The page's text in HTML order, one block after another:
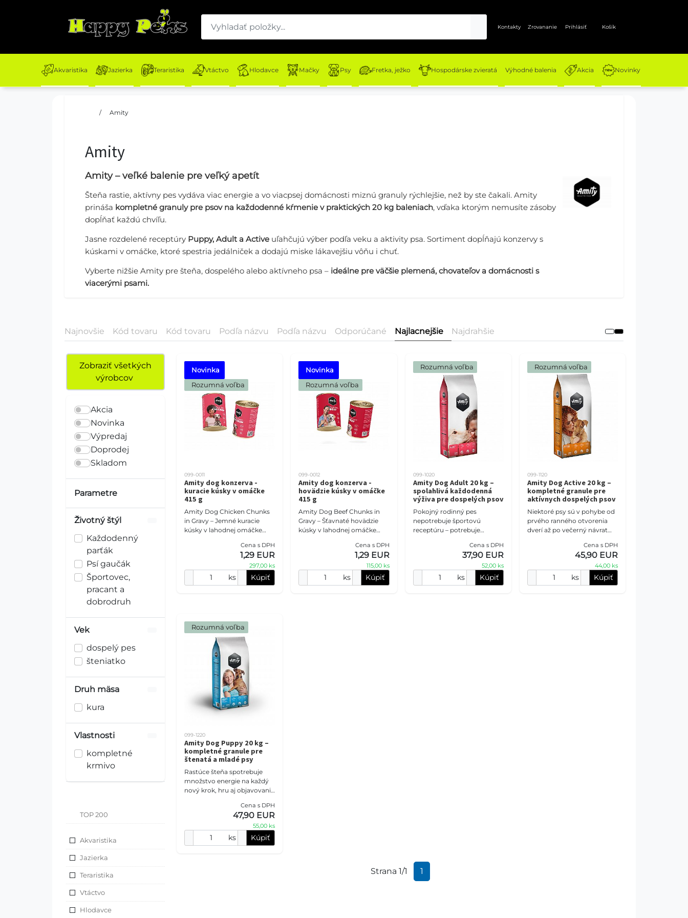
Kontakty Zrovananie Prihlásiť Košík
Akvaristika Jazierka Teraristika Vtáctvo Hlodavce Mačky Psy Fretka, ježko Hospodárske zvieratá Výhodné balenia Akcia Novinky
/ Amity
Amity
Amity – veľké balenie pre veľký apetít
Šteňa rastie, aktívny pes vydáva viac energie a vo viacpsej domácnosti miznú granuly rýchlejšie, než by ste čakali. Amity
prináša kompletné granuly pre psov na každodenné kŕmenie v praktických 20 kg baleniach, vďaka ktorým nemusíte zásoby
dopĺňať každú chvíľu.
Jasne rozdelené receptúry Puppy, Adult a Active uľahčujú výber podľa veku a aktivity psa. Sortiment dopĺňajú konzervy s
kúskami v omáčke, ktoré spestria jedálniček a dodajú miske lákavejšiu vôňu i chuť.
Vyberte nižšie Amity pre šteňa, dospelého alebo aktívneho psa – ideálne pre väčšie plemená, chovateľov a domácnosti s
viacerými psami.
Najnovšie Kód tovaru Kód tovaru Podľa názvu Podľa názvu Odporúčané Najlacnejšie Najdrahšie
Zobraziť všetkých
výrobcov
Akcia
Novinka
Výpredaj
Doprodej
Skladom
Parametre
Životný štýl
Každodenný
parťák
Psí gaučák
Športovec,
pracant a
dobrodruh
Vek
dospelý pes
šteniatko
Druh mäsa
kura
Vlastnosti
kompletné
krmivo
TOP 200
Akvaristika
Jazierka
Teraristika
Vtáctvo
Hlodavce
Novinka
Rozumná voľba
099-0011
Amity dog konzerva -
kuracie kúsky v omáčke
415 g
Amity Dog Chicken Chunks
in Gravy – Jemné kuracie
kúsky v lahodnej omáčke
štvornohému priateľovi ľahké
a mimoriadne chutné kr
Cena s DPH
1,29 EUR
297,00 ks
ks Kúpiť
Novinka
Rozumná voľba
099-0012
Amity dog konzerva -
hovädzie kúsky v omáčke
415 g
Amity Dog Beef Chunks in
Gravy – Šťavnaté hovädzie
kúsky v lahodnej omáčke
poctivú porciu mäsa s
konzervou Amity! Naše
Cena s DPH
1,29 EUR
115,00 ks
ks Kúpiť
Rozumná voľba
099-1020
Amity Dog Adult 20 kg –
spolahlivá každodenná
výživa pre dospelých psov
Pokojný rodinný pes
nepotrebuje športovú
receptúru – potrebuje
zodpovedajúcu jeho
skutočnému tempu. Amity
Dog Adult 20 kg ponúka 38
Cena s DPH
37,90 EUR
52,00 ks
ks Kúpiť
Rozumná voľba
099-1120
Amity Dog Active 20 kg –
kompletné granule pre
aktívnych dospelých psov
Niektoré psy sú v pohybe od
prvého ranného otvorenia
dverí až po večerný návrat
dehydrovaných mäsových
Cena s DPH
45,90 EUR
44,00 ks
ks Kúpiť
Rozumná voľba
099-1220
Amity Dog Puppy 20 kg –
kompletné granule pre
štenatá a mladé psy
Rastúce šteňa spotrebuje
množstvo energie na každý
nový krok, hru aj objavovanie
dehydrovaných mäsových
Cena s DPH
47,90 EUR
55,00 ks
ks Kúpiť
Strana 1/1 1